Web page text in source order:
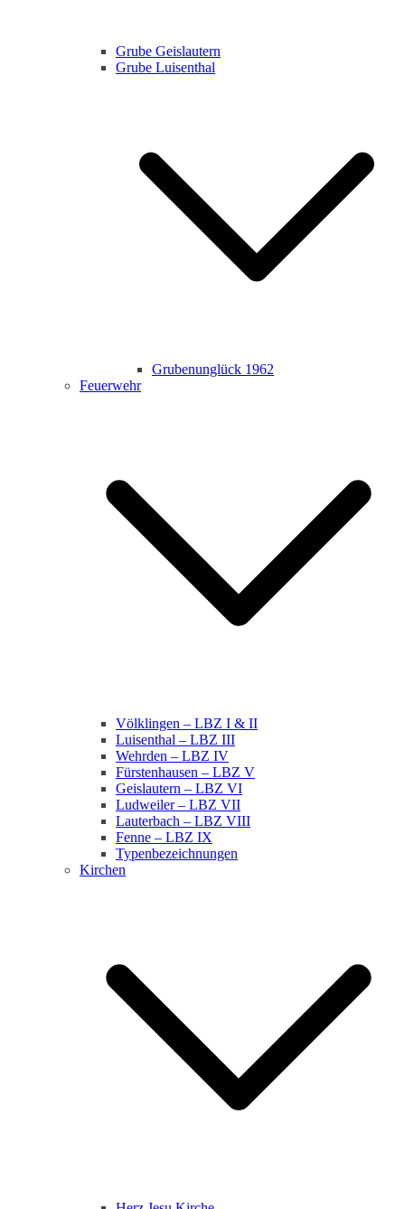
Grube Geislautern
Grube Luisenthal
Grubenunglück 1962
Feuerwehr
Völklingen – LBZ I & II
Luisenthal – LBZ III
Wehrden – LBZ IV
Fürstenhausen – LBZ V
Geislautern – LBZ VI
Ludweiler – LBZ VII
Lauterbach – LBZ VIII
Fenne – LBZ IX
Typenbezeichnungen
Kirchen